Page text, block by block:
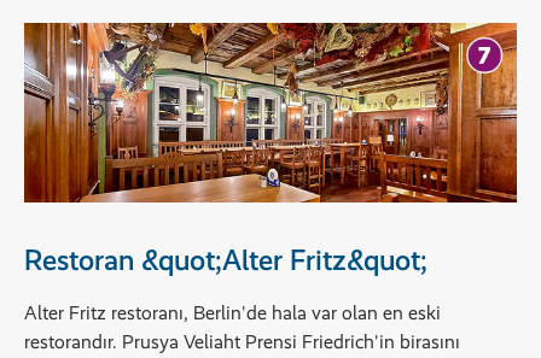
Restoran &quot;Alter Fritz&quot;
Alter Fritz restoranı, Berlin'de hala var olan en eski
restorandır. Prusya Veliaht Prensi Friedrich'in birasını